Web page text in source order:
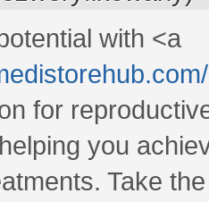
with <a
for
you
Take